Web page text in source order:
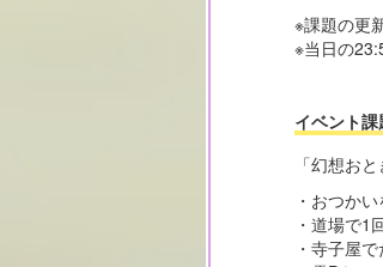
※課題の更
※当日の
イベント
「幻想お
・おつか
・道場で1
・寺子屋